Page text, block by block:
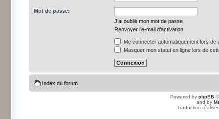
Mot de passe:
J’ai oublié mon mot de passe
Renvoyer l’e-mail d’activation
Me connecter automatiquement lors de
Masquer mon statut en ligne lors de
Index du forum
Powered by phpBB
and by
Traduction